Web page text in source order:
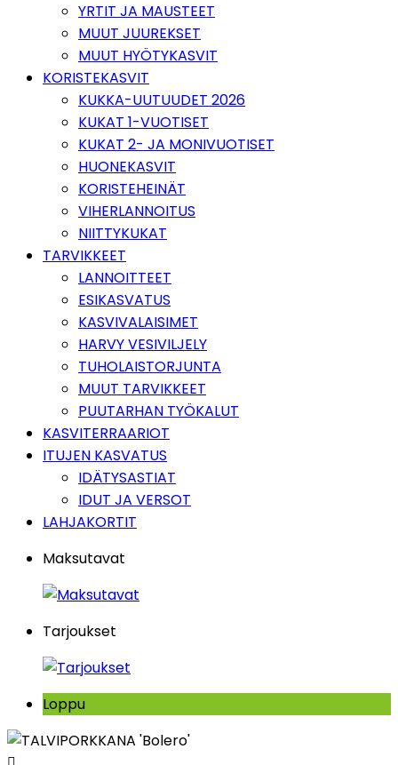
YRTIT JA MAUSTEET
MUUT JUUREKSET
MUUT HYÖTYKASVIT
KORISTEKASVIT
KUKKA-UUTUUDET 2026
KUKAT 1-VUOTISET
KUKAT 2- JA MONIVUOTISET
HUONEKASVIT
KORISTEHEINÄT
VIHERLANNOITUS
NIITTYKUKAT
TARVIKKEET
LANNOITTEET
ESIKASVATUS
KASVIVALAISIMET
HARVY VESIVILJELY
TUHOLAISTORJUNTA
MUUT TARVIKKEET
PUUTARHAN TYÖKALUT
KASVITERRAARIOT
ITUJEN KASVATUS
IDÄTYSASTIAT
IDUT JA VERSOT
LAHJAKORTIT
Maksutavat
Tarjoukset
Loppu